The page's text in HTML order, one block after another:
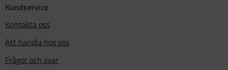
Kundservice
Kontakta oss
Att handla hos oss
Frågor och svar